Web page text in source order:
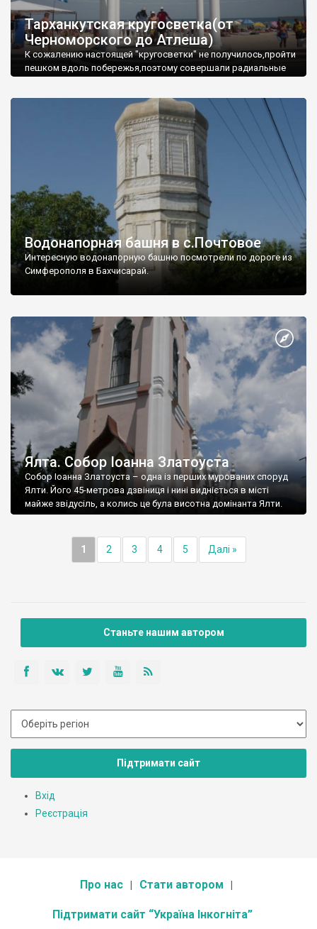
Тарханкутская кругосветка(от
Черноморского до Атлеша)
К сожалению настоящей "кругосветки" не получилось,пройти
пешком вдоль побережья,поэтому совершали радиальные
Водонапорная башня в с.Почтовое
Интересную водонапорную башню посмотрели по дороге из
Симферополя в Бахчисарай.
Ялта. Собор Іоанна Златоуста
Собор Іоанна Златоуста – одна із перших мурованих споруд
Ялти. Його 45-метрова дзвіниця і нині видніється в місті
майже звідусіль, а колись це була висотна домінанта Ялти.
1 2 3 4 5 Далі »
Станьте нашим автором
Підтримати сайт
Вхід
Реєстрація
Про нас Стати автором
Підтримати сайт “Україна Інкогніта”